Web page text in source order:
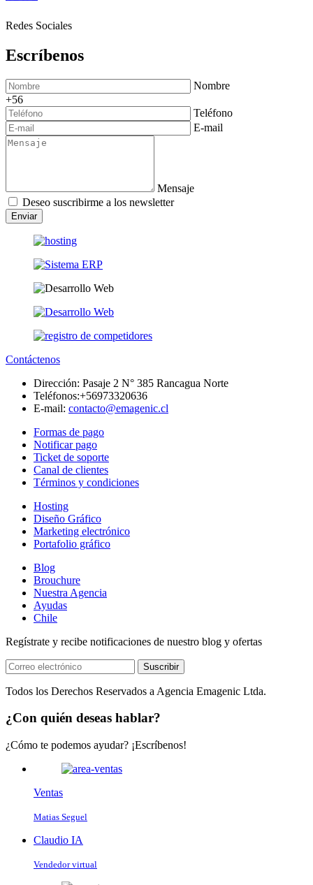
Redes Sociales
Escríbenos
Nombre
+56
Teléfono
E-mail
Mensaje
Deseo suscribirme a los newsletter
Enviar
Contáctenos
Dirección: Pasaje 2 N° 385 Rancagua Norte
Teléfonos:+56973320636
E-mail: contacto@emagenic.cl
Formas de pago
Notificar pago
Ticket de soporte
Canal de clientes
Términos y condiciones
Hosting
Diseño Gráfico
Marketing electrónico
Portafolio gráfico
Blog
Brouchure
Nuestra Agencia
Ayudas
Chile
Regístrate y recibe notificaciones de nuestro blog y ofertas
Suscribir
Todos los Derechos Reservados a Agencia Emagenic Ltda.
¿Con quién deseas hablar?
¿Cómo te podemos ayudar? ¡Escríbenos!
Ventas
Matias Seguel
Claudio IA
Vendedor virtual